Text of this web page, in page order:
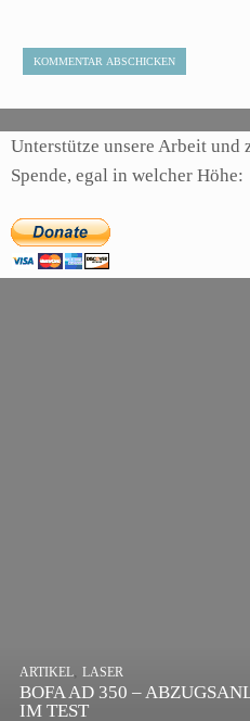
Unterstütze unsere Arbeit
Spende, egal in welcher Höhe:
BOFA AD 350 –
IM TEST
ARTIKEL, LASER
DIE BEDEUTENDSTEN
ERFOLGREICHEN
ARTIKEL SONSTIGE